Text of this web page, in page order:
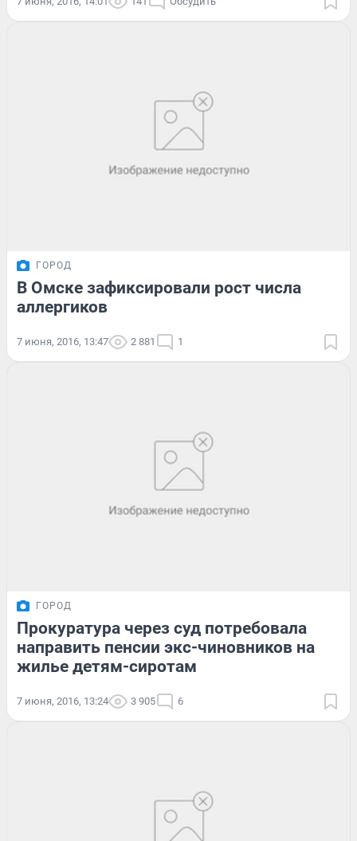
ГОРОД
В Омске зафиксировали рост числа
аллергиков
7 июня, 2016, 13:47 2 881 1
ГОРОД
Прокуратура через суд потребовала
направить пенсии экс-чиновников на
жилье детям-сиротам
7 июня, 2016, 13:24 3 905 6